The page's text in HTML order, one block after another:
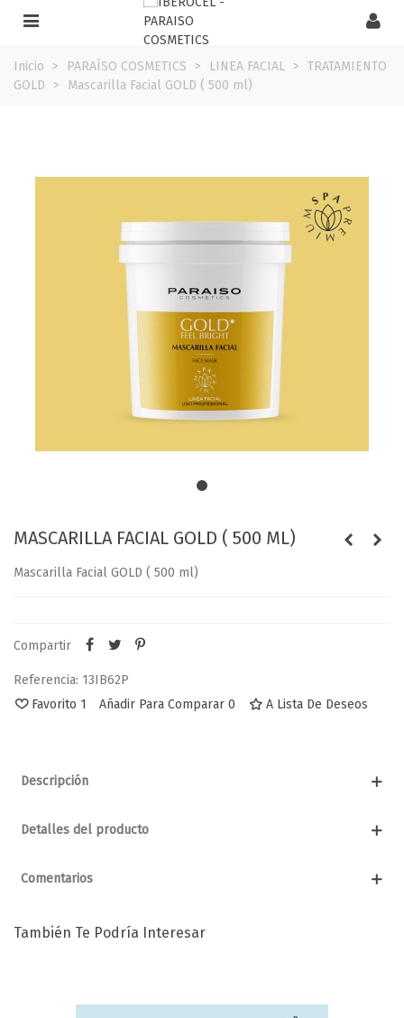
Inicio > PARAÍSO COSMETICS > LINEA FACIAL > TRATAMIENTO
GOLD > Mascarilla Facial GOLD ( 500 ml)
MASCARILLA FACIAL GOLD ( 500 ML)
Mascarilla Facial GOLD ( 500 ml)
Compartir
Referencia: 13IB62P
Favorito 1 Añadir Para Comparar 0 A Lista De Deseos
Descripción
Detalles del producto
Comentarios
También Te Podría Interesar